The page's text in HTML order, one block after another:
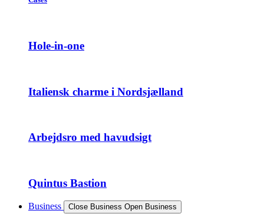
Hole-in-one
Italiensk charme i Nordsjælland
Arbejdsro med havudsigt
Quintus Bastion
Business Close Business Open Business